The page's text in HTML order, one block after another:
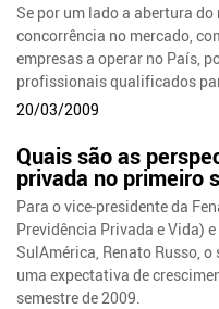
Se por um lado a abertura
concorrência no mercado,
empresas a operar no País,
profissionais qualificados
20/03/2009
Quais são as
privada no primeiro
Para o vice-presidente da
Previdência Privada e Vida)
SulAmérica, Renato Russo,
uma expectativa de
semestre de 2009.